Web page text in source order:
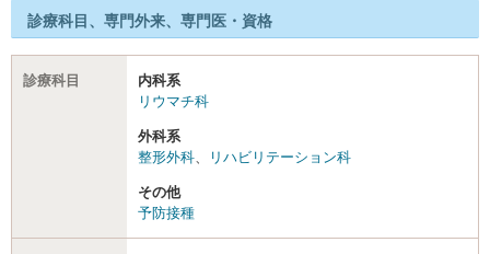
診療科目、専門外来、専門医・資格
診療科目
内科系
リウマチ科
外科系
整形外科
リハビリテーション科
その他
予防接種